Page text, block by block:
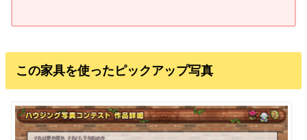
この家具を使ったピックアップ写真